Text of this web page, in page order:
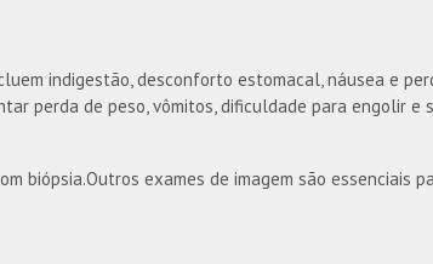
indigestão, desconforto estomacal, náusea e
perda de peso, vômitos, dificuldade para engolir e
biópsia.Outros exames de imagem são essenciais